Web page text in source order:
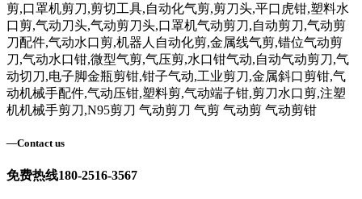
剪,口罩机剪刀,剪切工具,自动化气剪,剪刀头,平口虎钳,塑料水
口剪,气动刀头,气动剪刀头,口罩机气动剪刀,自动剪刀,气动剪
刀配件,气动水口剪,机器人自动化剪,金属线气剪,错位气动剪
刀,气动水口钳,微型气剪,气压剪,水口钳气动,自动气动剪刀,气
动切刀,电子脚金瓶剪钳,钳子气动,工业剪刀,金属斜口剪钳,气
动机械手配件,气动压钳,塑料剪,气动端子钳,剪刀水口剪,注塑
机机械手剪刀,N95剪刀 气动剪刀 气剪 气动剪 气动剪钳
—Contact us
免费热线180-2516-3567